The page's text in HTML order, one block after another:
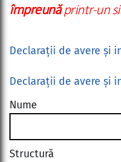
împreunăprintr-un
Declarații de avere și
Declarații de avere și
Nume
Structură